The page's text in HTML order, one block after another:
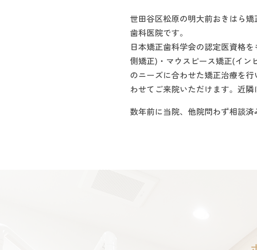
世田谷区松原の明大前おきはら
歯科医院です。
日本矯正歯科学会の認定医資格
側矯正)・マウスピース矯正(イン
のニーズに合わせた矯正治療を
わせてご来院いただけます。近隣
数年前に当院、他院問わず相談